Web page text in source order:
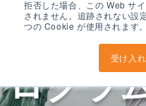
拒否した場合、この Web サ
されません。追跡されない設
つの Cookie が使用されます。
受け入
スプロ
ログラ